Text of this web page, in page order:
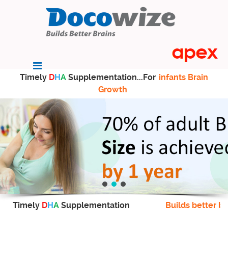
Timely DHA Supplementation...For infants Brain
Growth
Timely DHA Supplementation Builds better